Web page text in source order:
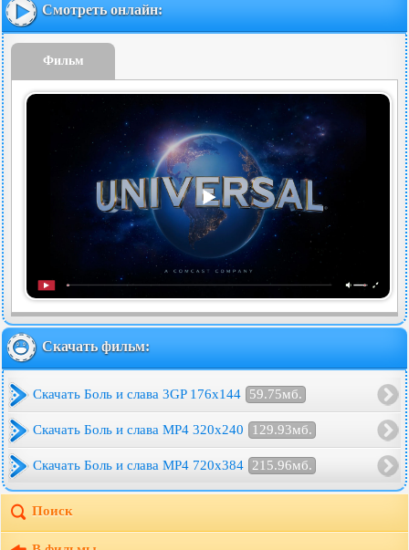
Смотреть онлайн:
Фильм
Скачать фильм:
Скачать Боль и слава 3GP 176x144 59.75мб.
Скачать Боль и слава MP4 320x240 129.93мб.
Скачать Боль и слава MP4 720x384 215.96мб.
Поиск